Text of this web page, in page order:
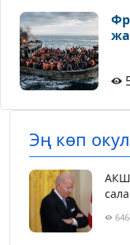
Эң көп
АКШ